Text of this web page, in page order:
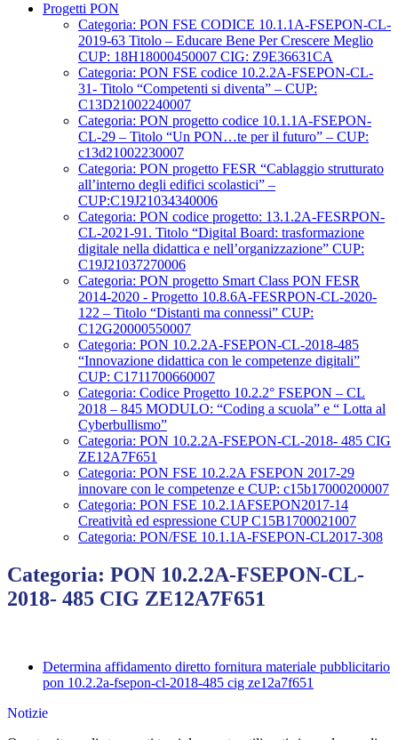
Progetti PON
Categoria: PON FSE CODICE 10.1.1A-FSEPON-CL-
2019-63 Titolo – Educare Bene Per Crescere Meglio
CUP: 18H18000450007 CIG: Z9E36631CA
Categoria: PON FSE codice 10.2.2A-FSEPON-CL-
31- Titolo “Competenti si diventa” – CUP:
C13D21002240007
Categoria: PON progetto codice 10.1.1A-FSEPON-
CL-29 – Titolo “Un PON…te per il futuro” – CUP:
c13d21002230007
Categoria: PON progetto FESR “Cablaggio strutturato
all’interno degli edifici scolastici” –
CUP:C19J21034340006
Categoria: PON codice progetto: 13.1.2A-FESRPON-
CL-2021-91. Titolo “Digital Board: trasformazione
digitale nella didattica e nell’organizzazione” CUP:
C19J21037270006
Categoria: PON progetto Smart Class PON FESR
2014-2020 - Progetto 10.8.6A-FESRPON-CL-2020-
122 – Titolo “Distanti ma connessi” CUP:
C12G20000550007
Categoria: PON 10.2.2A-FSEPON-CL-2018-485
“Innovazione didattica con le competenze digitali”
CUP: C1711700660007
Categoria: Codice Progetto 10.2.2° FSEPON – CL
2018 – 845 MODULO: “Coding a scuola” e “ Lotta al
Cyberbullismo”
Categoria: PON 10.2.2A-FSEPON-CL-2018- 485 CIG
ZE12A7F651
Categoria: PON FSE 10.2.2A FSEPON 2017-29
innovare con le competenze e CUP: c15b17000200007
Categoria: PON FSE 10.2.1AFSEPON2017-14
Creatività ed espressione CUP C15B1700021007
Categoria: PON/FSE 10.1.1A-FSEPON-CL2017-308
Categoria: PON 10.2.2A-FSEPON-CL-
2018- 485 CIG ZE12A7F651
Determina affidamento diretto fornitura materiale pubblicitario
pon 10.2.2a-fsepon-cl-2018-485 cig ze12a7f651
Notizie